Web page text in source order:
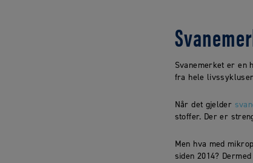
Svanemerket er en
fra hele
Når det gjelder
stoffer. Der er
Men hva med
siden 2014?